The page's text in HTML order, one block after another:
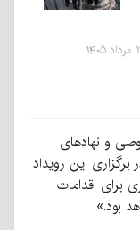
و نهادهای
این رویداد
برای اقدامات
بود.»